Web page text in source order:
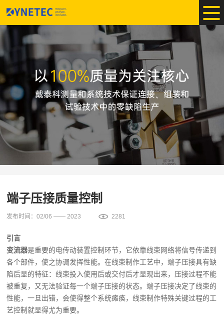
端子压接质量控制
发布时间：02/06 —— 2023 2281
引言
变流器是重要的电传动装置控制环节，它依靠线束网络将信号传递到
各个部件，使之协调发挥性能。在线束制作工艺中，端子压接具有缺
陷后显的特征：线束投入使用后或交付后才显现出来，压接过程不能
被重复，又无法验证每一个端子压接的状态。端子压接决定了线束的
性能，一旦出错，会使得整个系统瘫痪，线束制作特殊关键过程的工
艺控制就显得尤为重要。